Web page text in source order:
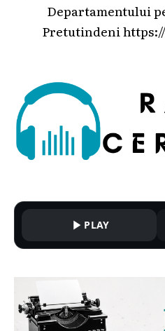
Departamentului
Pretutindeni
PLAY